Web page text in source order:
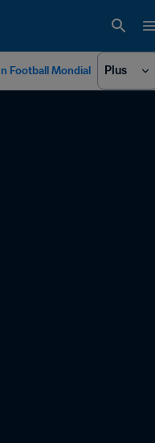
Football Mondial Plus